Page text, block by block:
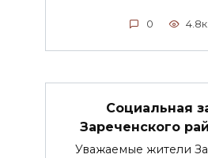
0 4.8к.
Социальная
Зареченского
Уважаемые жители